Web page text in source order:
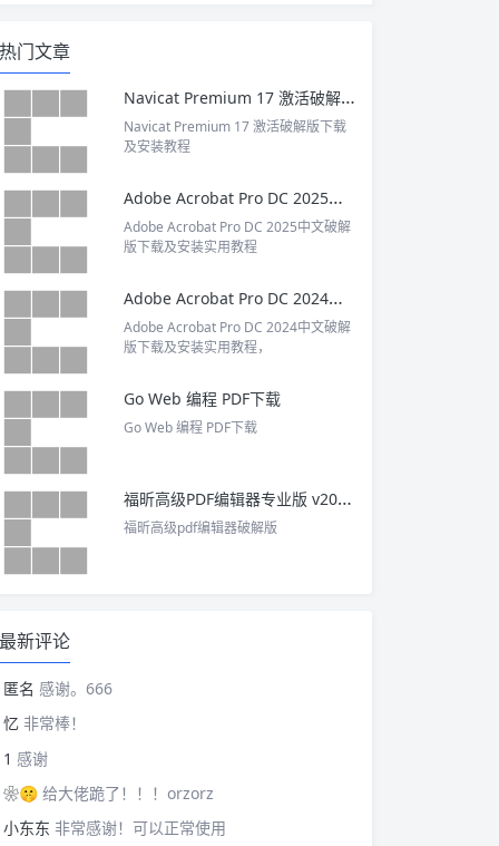
热门文章
Navicat Premium 17 激活破解版下载及安装教程
Navicat Premium 17 激活破解版下载
及安装教程
Adobe Acrobat Pro DC 2025中文破解版下载及安装实用教程
Adobe Acrobat Pro DC 2025中文破解
版下载及安装实用教程
Adobe Acrobat Pro DC 2024中文破解版下载及安装实用教程
Adobe Acrobat Pro DC 2024中文破解
版下载及安装实用教程，
Go Web 编程 PDF下载
Go Web 编程 PDF下载
福昕高级PDF编辑器专业版 v2025 中文激活版
福昕高级pdf编辑器破解版
最新评论
匿名 感谢。666
忆 非常棒！
1 感谢
❀🤫 给大佬跪了！！！orzorz
小东东 非常感谢！可以正常使用